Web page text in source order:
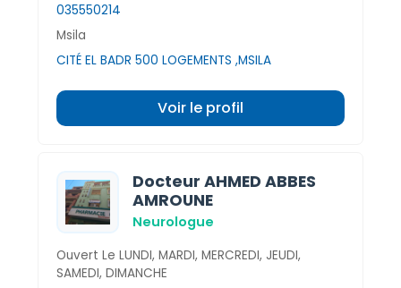
035550214
Msila
CITÉ EL BADR 500 LOGEMENTS ,MSILA
Voir le profil
Docteur AHMED ABBES
AMROUNE
Neurologue
Ouvert Le LUNDI, MARDI, MERCREDI, JEUDI,
SAMEDI, DIMANCHE